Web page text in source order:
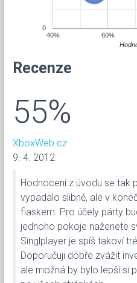
40% 60%
0
Recenze
55%
XboxWeb.cz
9. 4. 2012
Hodnocení z úvodu se tak
vypadalo slibně, ale v
fiaskem. Pro účely párty
jednoho pokoje naženete
Singlplayer je spíš takoví
Doporučuji dobře zvážit
ale možná by bylo lepší si